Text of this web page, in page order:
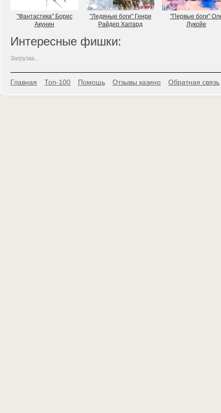
"Фантастика" Борис
Акунин
"Ледяные боги" Генри
Райдер Хаггард
"Первые боги"
Лукойе
Интересные фишки:
Загрузка...
Главная Топ-100 Помощь Отзывы казино Обратная связь